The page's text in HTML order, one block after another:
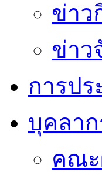
ข่าว
ข่าว
การป
บุคลาก
คณะ